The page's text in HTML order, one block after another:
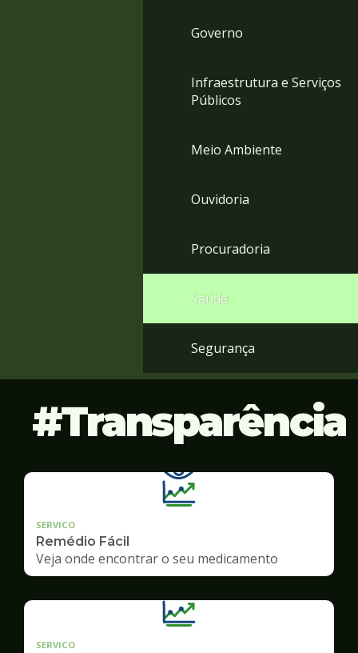
Governo
Infraestrutura e Serviços
Públicos
Meio Ambiente
Ouvidoria
Procuradoria
Saúde
Segurança
Transparência
SERVICO
Remédio Fácil
Veja onde encontrar o seu medicamento
SERVICO